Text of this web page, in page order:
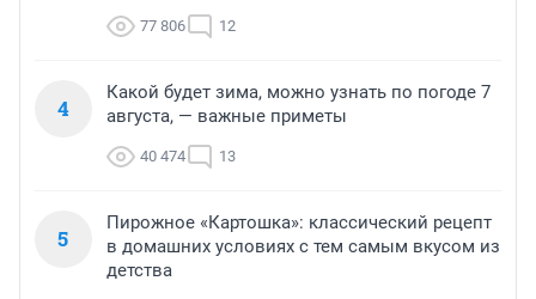
77 806 12
4
Какой будет зима, можно узнать по погоде 7
августа, — важные приметы
40 474 13
5
Пирожное «Картошка»: классический рецепт
в домашних условиях с тем самым вкусом из
детства